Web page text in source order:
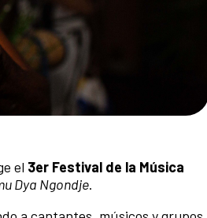
el 3er Festival de la Música
Dya Ngondje.